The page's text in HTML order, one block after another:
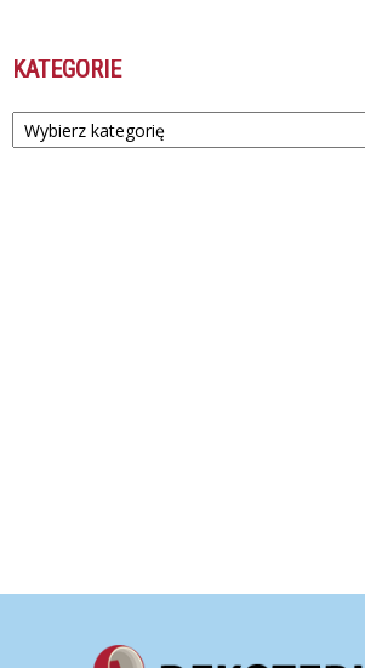
KATEGORIE
Kategorie